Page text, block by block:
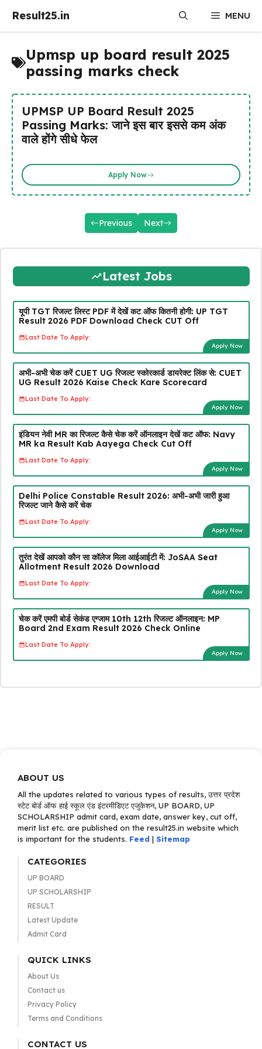
Result25.in MENU
Upmsp up board result 2025
passing marks check
UPMSP UP Board Result 2025
Passing Marks: जाने इस बार इससे कम अंक
वाले होंगे सीधे फेल
Apply Now
Previous Next
Latest Jobs
यूपी TGT रिजल्ट लिस्ट PDF में देखें कट ऑफ कितनी होगी: UP TGT
Result 2026 PDF Download Check CUT Off
Last Date To Apply:
Apply Now
अभी-अभी चेक करें CUET UG रिजल्ट स्कोरकार्ड डायरेक्ट लिंक से: CUET
UG Result 2026 Kaise Check Kare Scorecard
Last Date To Apply:
Apply Now
इंडियन नेवी MR का रिजल्ट कैसे चेक करें ऑनलाइन देखें कट ऑफ: Navy
MR ka Result Kab Aayega Check Cut Off
Last Date To Apply:
Apply Now
Delhi Police Constable Result 2026: अभी-अभी जारी हुआ
रिजल्ट जाने कैसे करें चेक
Last Date To Apply:
Apply Now
तुरंत देखें आपको कौन सा कॉलेज मिला आईआईटी में: JoSAA Seat
Allotment Result 2026 Download
Last Date To Apply:
Apply Now
चेक करें एमपी बोर्ड सेकंड एग्जाम 10th 12th रिजल्ट ऑनलाइन: MP
Board 2nd Exam Result 2026 Check Online
Last Date To Apply:
Apply Now
ABOUT US
All the updates related to various types of results, उत्तर प्रदेश
स्टेट बोर्ड ऑफ हाई स्कूल एंड इंटरमीडिएट एजुकेशन, UP BOARD, UP
SCHOLARSHIP admit card, exam date, answer key, cut off,
merit list etc. are published on the result25.in website which
is important for the students. Feed | Sitemap
CATEGORIES
UP BOARD
UP SCHOLARSHIP
RESULT
Latest Update
Admit Card
QUICK LINKS
About Us
Contact us
Privacy Policy
Terms and Conditions
CONTACT US